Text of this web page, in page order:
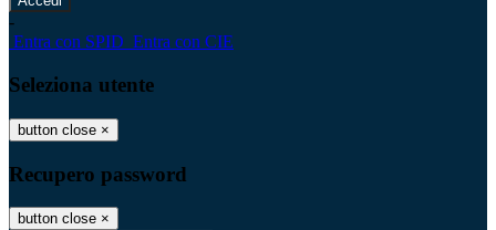
-
Entra con SPID Entra con CIE
Seleziona utente
button close ×
Recupero password
button close ×